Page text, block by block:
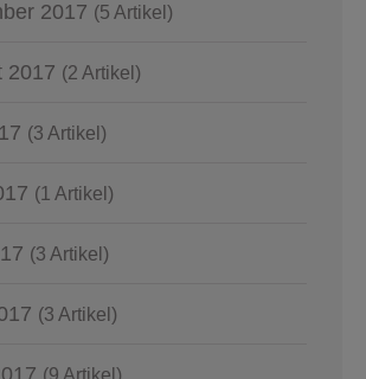
2017 (5 Artikel)
2017 (2 Artikel)
(3 Artikel)
(1 Artikel)
(3 Artikel)
(3 Artikel)
(9 Artikel)